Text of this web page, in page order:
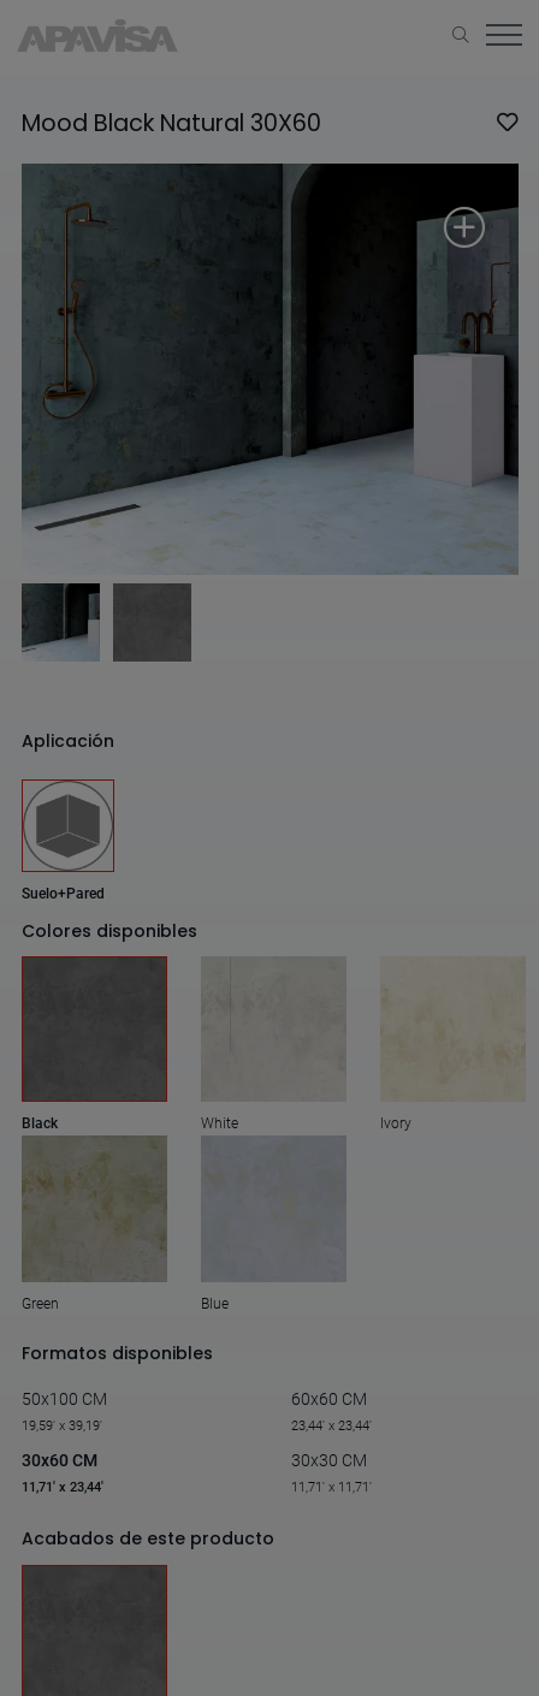
Mood Black Natural 30X60
Aplicación
Suelo+Pared
Colores disponibles
Black White Ivory
Green Blue
Formatos disponibles
50x100 CM
19,59' x 39,19'
60x60 CM
23,44' x 23,44'
30x60 CM
11,71' x 23,44'
30x30 CM
11,71' x 11,71'
Acabados de este producto